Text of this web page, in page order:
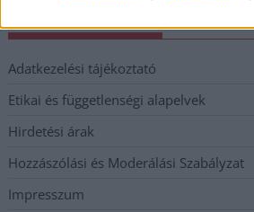
Adatkezelési tájékoztató
Etikai és függetlenségi alapelvek
Hirdetési árak
Hozzászólási és Moderálási Szabályzat
Impresszum